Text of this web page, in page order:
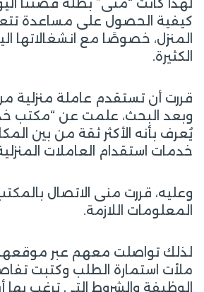
لهذا كانت “منى” بطلة قصتنا
كيفية الحصول على مساعدة
المنزل، خصوصًا مع انشغالاتها
الكثيرة.
قررت أن تستقدم عاملة منزلية
وبعد البحث، علمت عن “مكتب
يُعرف بأنه الأكثر ثقة من بين
خدمات استقدام العاملات
وعليه، قررت منى الاتصال
المعلومات اللازمة.
لذلك تواصلت معهم عبر موقعهم
ملأت استمارة الطلب وكتبت
الوظيفة والشروط التي ترغب